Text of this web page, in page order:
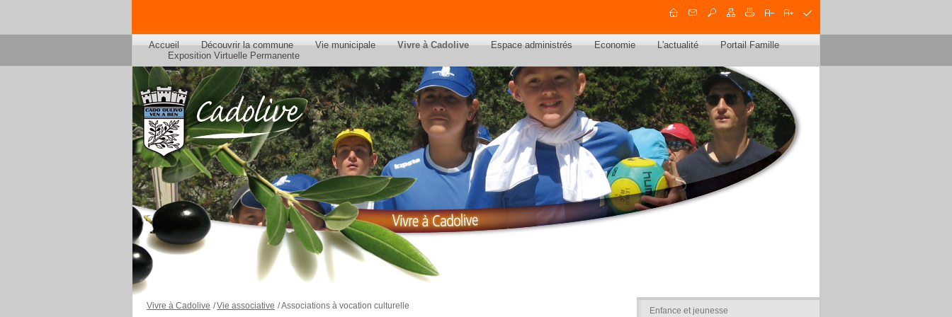
Accueil Découvrir la commune Vie municipale Vivre à Cadolive Espace administrés Economie L'actualité
Portail Famille
Exposition Virtuelle Permanente
Vivre à Cadolive /Vie associative /Associations à vocation culturelle Enfance et jeunesse